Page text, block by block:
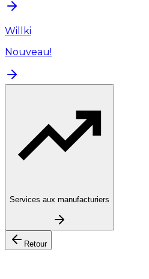
Willki
Nouveau!
Services aux manufacturiers
Retour